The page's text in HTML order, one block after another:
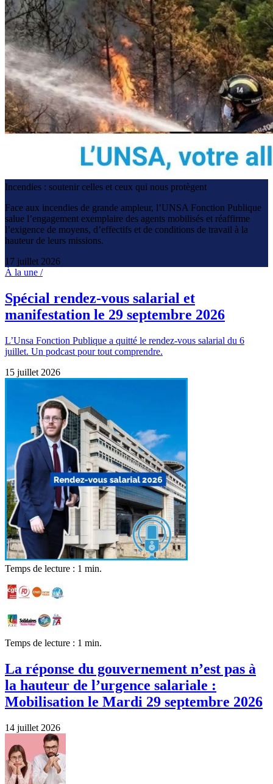
Incendies : soutenir celles et ceux qui nous protègent
Face aux incendies de grande ampleur, l’UNSA Fonction Publique
salue l’engagement exemplaire des agents mobilisés et réaffirme
l’exigence de moyens, d’effectifs et de conditions de travail à la
hauteur de leurs missions.
17 juillet 2026
À la une /
Spécial rendez-vous salarial et
manifestation le 29 septembre 2026
L’Unsa Fonction Publique a quitté le rendez-vous salarial du 6
juillet. Un podcast pour tout comprendre.
15 juillet 2026
Temps de lecture : 1 min.
Temps de lecture : 1 min.
La réponse du gouvernement n’est pas à
la hauteur de l’urgence salariale :
Mobilisation le Mardi 29 septembre 2026
14 juillet 2026